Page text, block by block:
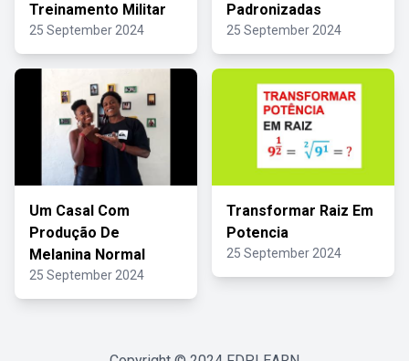
Treinamento Militar
25 September 2024
Padronizadas
25 September 2024
Um Casal Com
Produção De
Melanina Normal
25 September 2024
Transformar Raiz Em
Potencia
25 September 2024